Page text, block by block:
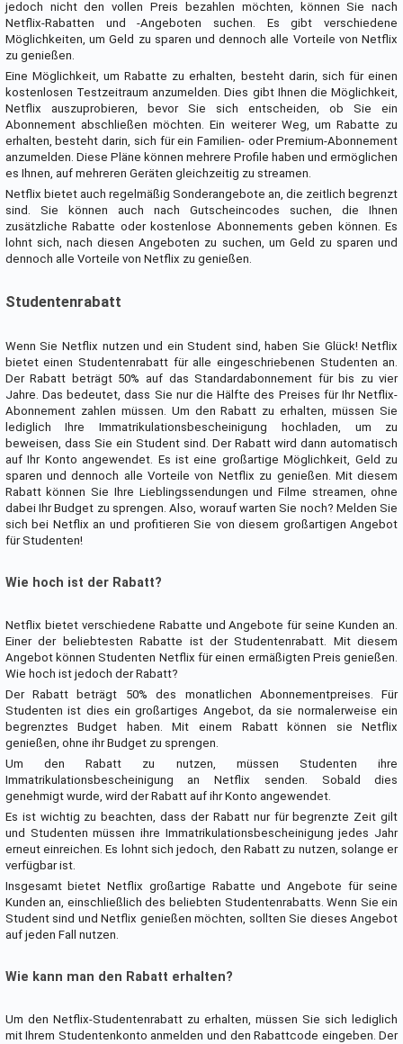
jedoch nicht den vollen Preis bezahlen möchten, können Sie nach
Netflix-Rabatten und -Angeboten suchen. Es gibt verschiedene
Möglichkeiten, um Geld zu sparen und dennoch alle Vorteile von Netflix
zu genießen.
Eine Möglichkeit, um Rabatte zu erhalten, besteht darin, sich für einen
kostenlosen Testzeitraum anzumelden. Dies gibt Ihnen die Möglichkeit,
Netflix auszuprobieren, bevor Sie sich entscheiden, ob Sie ein
Abonnement abschließen möchten. Ein weiterer Weg, um Rabatte zu
erhalten, besteht darin, sich für ein Familien- oder Premium-Abonnement
anzumelden. Diese Pläne können mehrere Profile haben und ermöglichen
es Ihnen, auf mehreren Geräten gleichzeitig zu streamen.
Netflix bietet auch regelmäßig Sonderangebote an, die zeitlich begrenzt
sind. Sie können auch nach Gutscheincodes suchen, die Ihnen
zusätzliche Rabatte oder kostenlose Abonnements geben können. Es
lohnt sich, nach diesen Angeboten zu suchen, um Geld zu sparen und
dennoch alle Vorteile von Netflix zu genießen.
Studentenrabatt
Wenn Sie Netflix nutzen und ein Student sind, haben Sie Glück! Netflix
bietet einen Studentenrabatt für alle eingeschriebenen Studenten an.
Der Rabatt beträgt 50% auf das Standardabonnement für bis zu vier
Jahre. Das bedeutet, dass Sie nur die Hälfte des Preises für Ihr Netflix-
Abonnement zahlen müssen. Um den Rabatt zu erhalten, müssen Sie
lediglich Ihre Immatrikulationsbescheinigung hochladen, um zu
beweisen, dass Sie ein Student sind. Der Rabatt wird dann automatisch
auf Ihr Konto angewendet. Es ist eine großartige Möglichkeit, Geld zu
sparen und dennoch alle Vorteile von Netflix zu genießen. Mit diesem
Rabatt können Sie Ihre Lieblingssendungen und Filme streamen, ohne
dabei Ihr Budget zu sprengen. Also, worauf warten Sie noch? Melden Sie
sich bei Netflix an und profitieren Sie von diesem großartigen Angebot
für Studenten!
Wie hoch ist der Rabatt?
Netflix bietet verschiedene Rabatte und Angebote für seine Kunden an.
Einer der beliebtesten Rabatte ist der Studentenrabatt. Mit diesem
Angebot können Studenten Netflix für einen ermäßigten Preis genießen.
Wie hoch ist jedoch der Rabatt?
Der Rabatt beträgt 50% des monatlichen Abonnementpreises. Für
Studenten ist dies ein großartiges Angebot, da sie normalerweise ein
begrenztes Budget haben. Mit einem Rabatt können sie Netflix
genießen, ohne ihr Budget zu sprengen.
Um den Rabatt zu nutzen, müssen Studenten ihre
Immatrikulationsbescheinigung an Netflix senden. Sobald dies
genehmigt wurde, wird der Rabatt auf ihr Konto angewendet.
Es ist wichtig zu beachten, dass der Rabatt nur für begrenzte Zeit gilt
und Studenten müssen ihre Immatrikulationsbescheinigung jedes Jahr
erneut einreichen. Es lohnt sich jedoch, den Rabatt zu nutzen, solange er
verfügbar ist.
Insgesamt bietet Netflix großartige Rabatte und Angebote für seine
Kunden an, einschließlich des beliebten Studentenrabatts. Wenn Sie ein
Student sind und Netflix genießen möchten, sollten Sie dieses Angebot
auf jeden Fall nutzen.
Wie kann man den Rabatt erhalten?
Um den Netflix-Studentenrabatt zu erhalten, müssen Sie sich lediglich
mit Ihrem Studentenkonto anmelden und den Rabattcode eingeben. Der